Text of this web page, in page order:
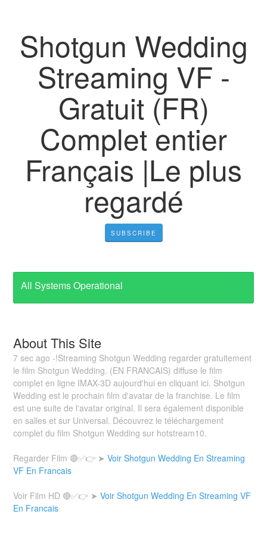
Shotgun Wedding
Streaming VF -
Gratuit (FR)
Complet entier
Français |Le plus
regardé
SUBSCRIBE
All Systems Operational
About This Site
7 sec ago -!Streaming Shotgun Wedding regarder gratuitement
le film Shotgun Wedding. (EN FRANCAIS) diffuse le film
complet en ligne IMAX-3D aujourd'hui en cliquant ici. Shotgun
Wedding est le prochain film d'avatar de la franchise. Le film
est une suite de l'avatar original. Il sera également disponible
en salles et sur Universal. Découvrez le téléchargement
complet du film Shotgun Wedding sur hotstream10.
Regarder Film 🔴✅👉 ➤Voir Shotgun Wedding En Streaming
VF En Francais
Voir Film HD 🔴✅👉 ➤Voir Shotgun Wedding En Streaming VF
En Francais